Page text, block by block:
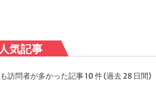
人気記事
訪問者が多かった記事 10 件 (過去 28 日間)